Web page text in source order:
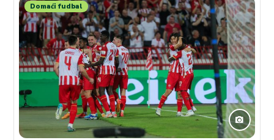
Domaći fudbal